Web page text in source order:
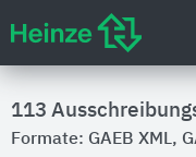
113
Formate: GAEB XML,